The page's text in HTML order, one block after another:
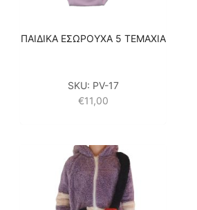
ΠΑΙΔΙΚΑ ΕΣΩΡΟΥΧΑ 5 ΤΕΜΑΧΙΑ
SKU: PV-17
€11,00